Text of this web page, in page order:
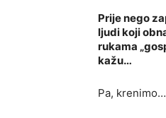
Prije nego
ljudi koji
rukama
kažu…
Pa, krenimo…